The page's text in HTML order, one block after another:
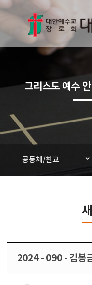
그리스도 예수
공동체/친교
2024 - 090 - 김봉